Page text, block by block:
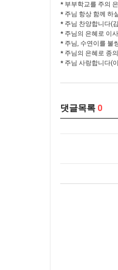
* 부부학교를 주의
* 주님 항상 함께 하
* 주님 찬양합니다(
* 주님의 은혜로 이
* 주님, 수연이를 불
* 주님의 은혜로 종
* 주님 사랑합니다(
댓글목록 0